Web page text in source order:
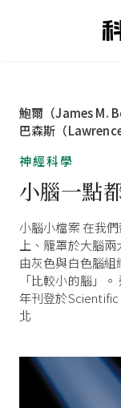
鮑爾（James M.
巴森斯（
神經科學
小腦一點
小腦小檔案 在我
上、籠罩於大腦
由灰色與白色腦
「比較小的腦」
年刊登於
北